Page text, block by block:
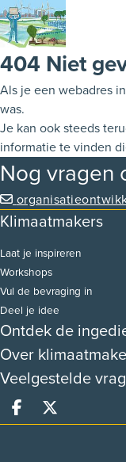
404 Niet
Als je een webadres
was.
Je kan ook steeds
informatie te vinden
Nog vragen
Klimaatmakers
Laat je inspireren
Workshops
Vul de bevraging in
Deel je idee
Ontdek de
Over
Veelgestelde
Deel opDeel op